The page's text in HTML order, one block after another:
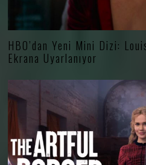
HBO’dan Yeni Mini Dizi:
Ekrana Uyarlanıyor